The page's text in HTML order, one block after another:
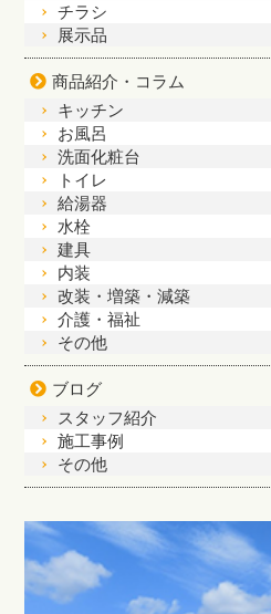
チラシ
展示品
商品紹介・コラム
キッチン
お風呂
洗面化粧台
トイレ
給湯器
水栓
建具
内装
改装・増築・減築
介護・福祉
その他
ブログ
スタッフ紹介
施工事例
その他